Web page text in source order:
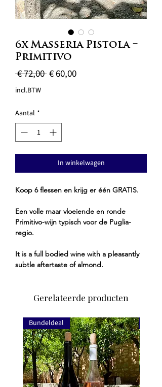
6x Masseria Pistola –
Primitivo
€ 72,00 Normale
€ 60,00Verkoopprijs
incl.BTW
Aantal *
In winkelwagen
Koop 6 flessen en krijg er één GRATIS.
Een volle maar vloeiende en ronde
Primitivo-wijn typisch voor de Puglia-
regio.
It is a full bodied wine with a pleasantly
subtle aftertaste of almond.
Gerelateerde producten
Bundeldeal